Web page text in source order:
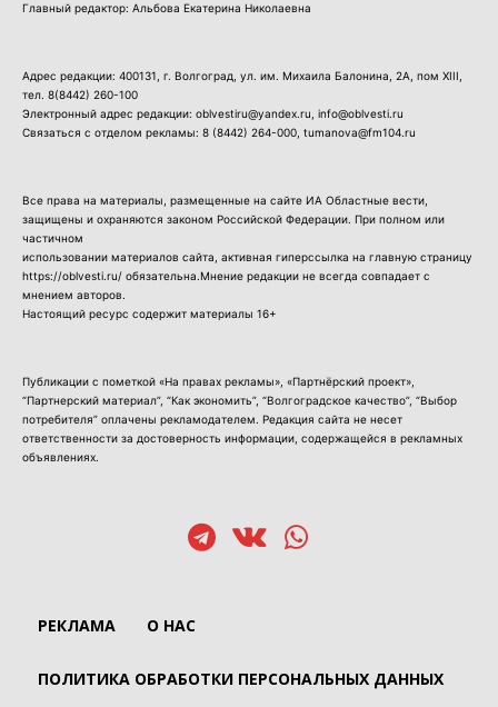
Главный редактор: Альбова Екатерина Николаевна
Адрес редакции: 400131, г. Волгоград, ул. им. Михаила Балонина, 2А, пом XIII,
тел. 8(8442) 260-100
Электронный адрес редакции: oblvestiru@yandex.ru, info@oblvesti.ru
Связаться с отделом рекламы: 8 (8442) 264-000 , tumanova@fm104.ru
Все права на материалы, размещенные на сайте ИА Областные вести,
защищены и охраняются законом Российской Федерации. При полном или
частичном
использовании материалов сайта, активная гиперссылка на главную страницу
https://oblvesti.ru/ обязательна.Мнение редакции не всегда совпадает с
мнением авторов.
Настоящий ресурс содержит материалы 16+
Публикации с пометкой «На правах рекламы», «Партнёрский проект»,
“Партнерский материал”, “Как экономить”, “Волгоградское качество”, “Выбор
потребителя” оплачены рекламодателем. Редакция сайта не несет
ответственности за достоверность информации, содержащейся в рекламных
объявлениях.
РЕКЛАМА О НАС
ПОЛИТИКА ОБРАБОТКИ ПЕРСОНАЛЬНЫХ ДАННЫХ